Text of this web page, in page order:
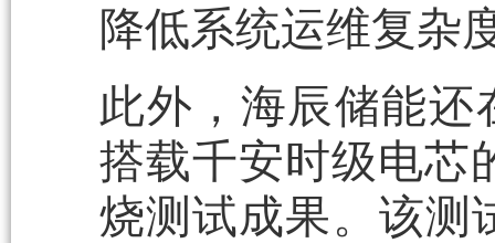
降低系统运维复杂
此外，海辰储能
搭载千安时级电芯
烧测试成果。该测